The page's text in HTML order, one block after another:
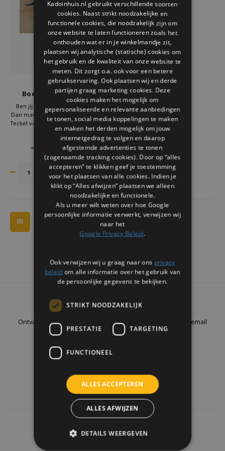
Welke Zwitscherbox past bij jou?
Zwitscherbox als cadeau
Kraamcadeau
Verlichting
Wanddecoratie
Leesbrillen
Sieraden
Storytiles
Balvi
Boekensteun Teckel
Ben jij een echte boekenwurm?
Dan mag deze mooie boekensteun
Teckel van Balvi niet ontbreken in je
boekenkast.
Zet deze boekensteun in je kast en
de hond zorgt goed voor je boeken.
€24,95
4 OP VOORRAAD
Nieuwsbrief
Ontvang de laatste updates, nieuws en aanbiedingen via email
4441reviews
ENGLISH
Kadoinhuis.nl gebruikt verschillende soorten
cookies. Naast strikt noodzakelijke en
functionele cookies, die noodzakelijk zijn om
onze website te laten functioneren zoals het
onthouden wat er in je winkelmandje zit,
plaatsen wij analytische (statische) cookies om
het gebruik en de kwaliteit van onze website te
meten. Dit zorgt o.a. ook voor een betere
gebruikservaring. Ook plaatsen wij en derde
partijen graag marketing cookies. Deze
cookies maken het mogelijk om
gepersonaliseerde en relevante aanbiedingen
te tonen, social media koppelingen te maken
en maken het derden mogelijk om jouw
internetgedrag te volgen en daarop
afgestemde advertenties te tonen
(zogenaamde tracking cookies). Door op “alles
accepteren” te klikken geef je toestemming
voor het plaatsen van alle cookies. Indien je
klikt op “Alles afwijzen” plaatsen we alleen
noodzakelijke en functionele.
Als u meer wilt weten over hoe Google
persoonlijke informatie verwerkt, verwijzen wij
naar het
Google Privacy Beleid.
Ook verwijzen wij u graag naar ons privacy
beleid om alle informatie over het gebruik van
de persoonlijke gegevens te bekijken.
STRIKT NOODZAKELIJK
PRESTATIE TARGETING
FUNCTIONEEL
ALLES ACCEPTEREN
ALLES AFWIJZEN
DETAILS WEERGEVEN